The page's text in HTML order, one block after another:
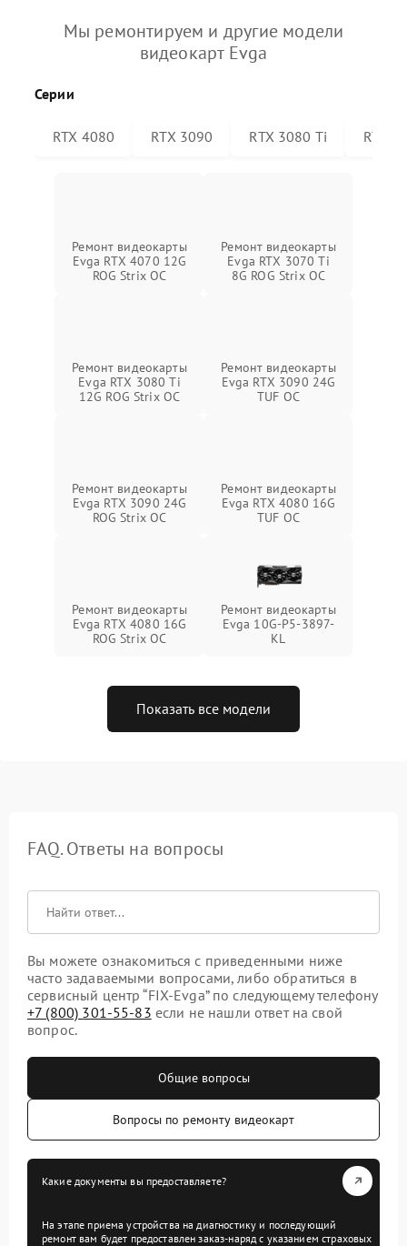
Мы ремонтируем и другие модели
видеокарт Evga
Серии
RTX 4080 RTX 3090 RTX 3080 Ti RTX
Ремонт видеокарты
Evga RTX 4070 12G
ROG Strix OC
Ремонт видеокарты
Evga RTX 3070 Ti
8G ROG Strix OC
Ремонт видеокарты
Evga RTX 3080 Ti
12G ROG Strix OC
Ремонт видеокарты
Evga RTX 3090 24G
TUF OC
Ремонт видеокарты
Evga RTX 3090 24G
ROG Strix OC
Ремонт видеокарты
Evga RTX 4080 16G
TUF OC
Ремонт видеокарты
Evga RTX 4080 16G
ROG Strix OC
Ремонт видеокарты
Evga 10G-P5-3897-
KL
Показать все модели
FAQ. Ответы на вопросы
Вы можете ознакомиться с приведенными ниже
часто задаваемыми вопросами, либо обратиться в
сервисный центр “FIX-Evga” по следующему телефону
+7 (800) 301-55-83 если не нашли ответ на свой
вопрос.
Общие вопросы
Вопросы по ремонту видеокарт
Какие документы вы предоставляете?
На этапе приема устройства на диагностику и последующий
ремонт вам будет предоставлен заказ-наряд с указанием страховых